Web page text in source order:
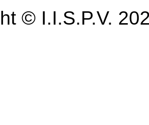
© I.I.S.P.V.